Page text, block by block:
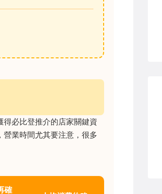
得必比登推介的店家關鍵資
營業時間尤其要注意，很多
確